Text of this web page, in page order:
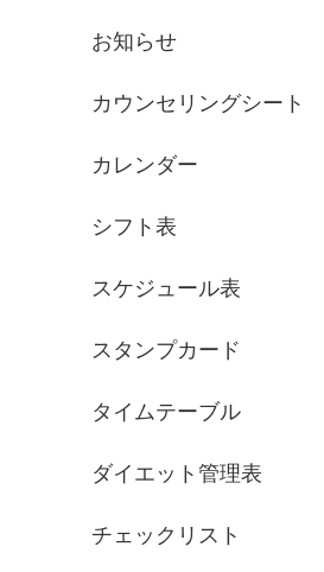
お知らせ
カウンセリングシート
カレンダー
シフト表
スケジュール表
スタンプカード
タイムテーブル
ダイエット管理表
チェックリスト